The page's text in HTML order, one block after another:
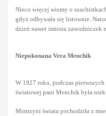
Nieco więcej wiemy o
gdyż odbywała się listownie.
dzień nawet imiona zawodniczek
Niepokonana Vera Menchik
W 1927 roku, podczas
światowej pani Menchik była
Mistrzyni świata pochodziła z